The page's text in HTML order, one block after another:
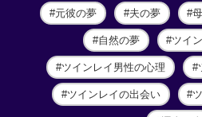
元彼の夢 夫の夢
自然の夢 ツイ
ツインレイ男性の心理
ツインレイの出会い